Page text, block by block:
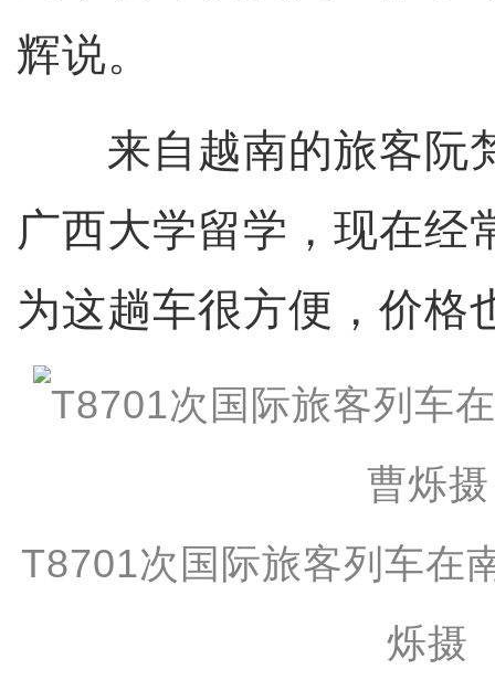
辉说。
来自越南的旅客阮
广西大学留学，现在经
为这趟车很方便，价格
T8701次国际旅客列车在
烁摄